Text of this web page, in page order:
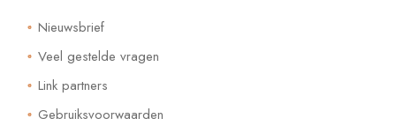
Nieuwsbrief
Veel gestelde vragen
Link partners
Gebruiksvoorwaarden